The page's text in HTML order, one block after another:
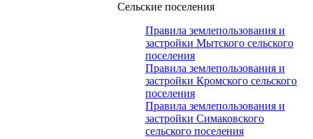
Сельские поселения
Правила землепользования и
застройки Мытского сельского
поселения
Правила землепользования и
застройки Кромского сельского
поселения
Правила землепользования и
застройки Симаковского
сельского поселения